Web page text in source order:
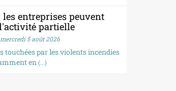
les entreprises peuvent
partielle
5 août 2026
touchées par les violents incendies
en (...)